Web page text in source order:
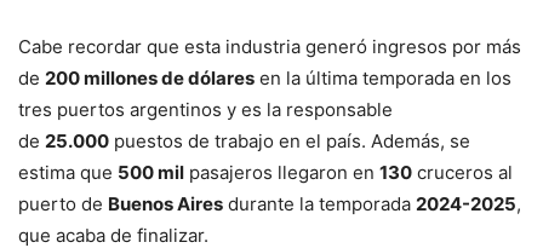
Cabe recordar que esta industria generó ingresos por más
de 200 millones de dólares en la última temporada en los
tres puertos argentinos y es la responsable
de 25.000 puestos de trabajo en el país. Además, se
estima que 500 mil pasajeros llegaron en 130 cruceros al
puerto de Buenos Aires durante la temporada 2024-2025,
que acaba de finalizar.